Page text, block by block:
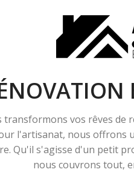
vos rêves de
l'artisanat, nous offrons
Qu'il s'agisse d'un petit
nous couvrons tout,